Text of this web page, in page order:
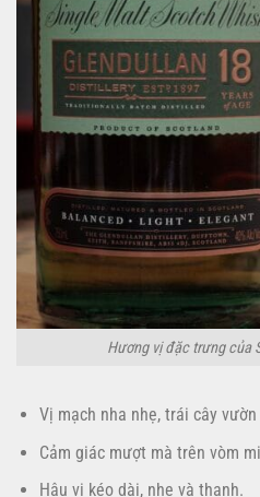
Hương vị đặc trưng của
Vị mạch nha nhẹ, trái cây
Cảm giác mượt mà trên vòm
Hậu vị kéo dài, nhẹ và thanh.